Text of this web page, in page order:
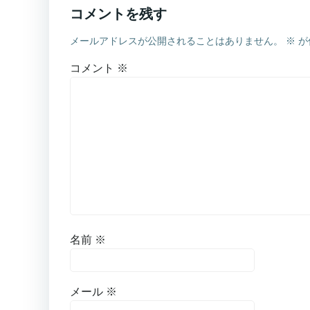
コメントを残す
メールアドレスが公開されることはありません。 ※
コメント ※
名前 ※
メール ※